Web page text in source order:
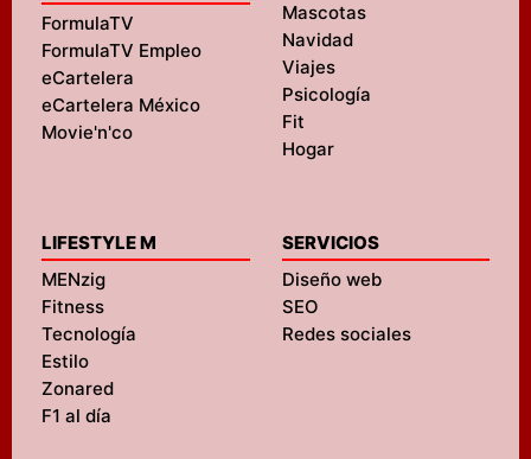
FormulaTV
FormulaTV Empleo
eCartelera
eCartelera México
Movie'n'co
Mascotas
Navidad
Viajes
Psicología
Fit
Hogar
LIFESTYLE M
MENzig
Fitness
Tecnología
Estilo
Zonared
F1 al día
SERVICIOS
Diseño web
SEO
Redes sociales